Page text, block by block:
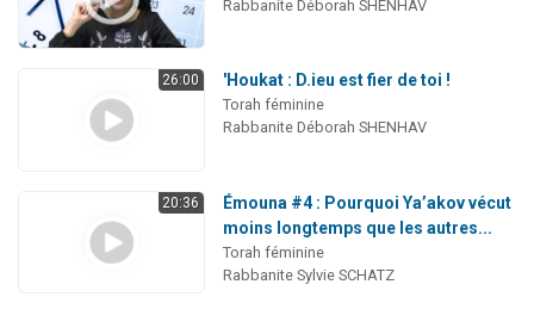
Rabbanite Déborah SHENHAV
26:00 'Houkat : D.ieu est fier de toi !
Torah féminine
Rabbanite Déborah SHENHAV
20:36
Émouna #4 : Pourquoi Ya’akov vécut
moins longtemps que les autres...
Torah féminine
Rabbanite Sylvie SCHATZ